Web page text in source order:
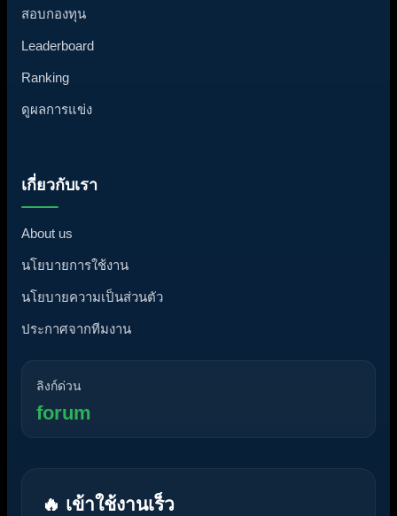
สอบกองทุน
Leaderboard
Ranking
ดูผลการแข่ง
เกี่ยวกับเรา
About us
นโยบายการใช้งาน
นโยบายความเป็นส่วนตัว
ประกาศจากทีมงาน
ลิงก์ด่วน
forum
🔥 เข้าใช้งานเร็ว